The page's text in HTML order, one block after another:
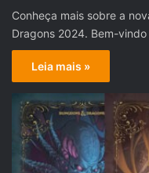
Conheça mais sobre a
Dragons 2024. Bem-
Leia mais »